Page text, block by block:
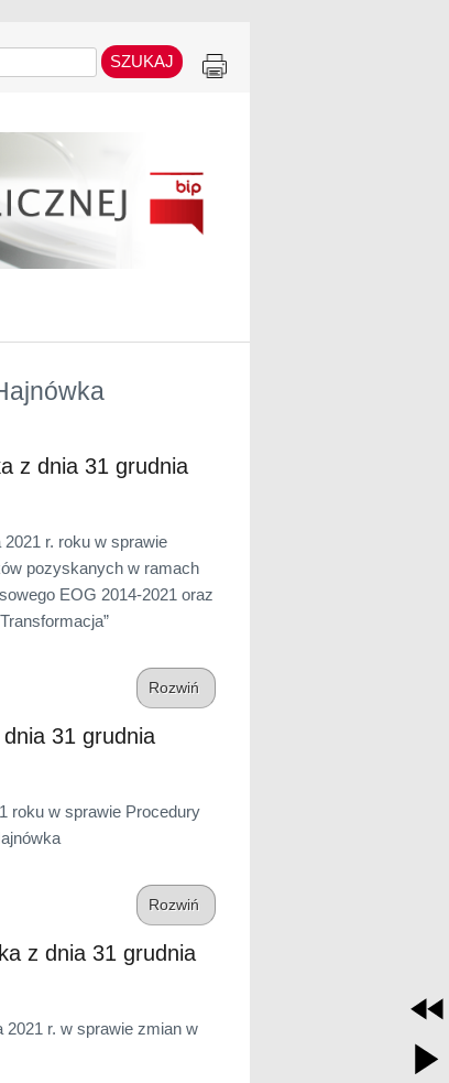
z dnia 31 grudnia
r. roku w sprawie
pozyskanych w ramach
EOG 2014-2021 oraz
Rozwiń
31 grudnia
roku w sprawie Procedury
Rozwiń
z dnia 31 grudnia
r. w sprawie zmian w